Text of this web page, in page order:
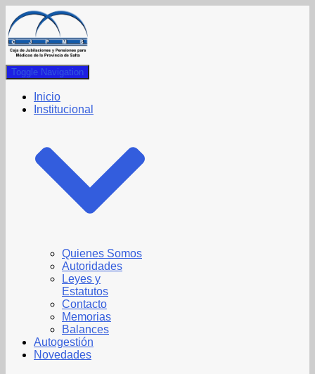
Toggle Navigation
Inicio
Institucional
Quienes Somos
Autoridades
Leyes y
Estatutos
Contacto
Memorias
Balances
Autogestión
Novedades